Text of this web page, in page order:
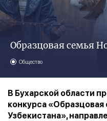
Образцовая семья
Общество
В Бухарской области
конкурса «Образцовая
Узбекистана»,